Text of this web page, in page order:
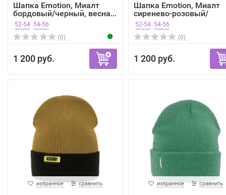
Шапка Emotion, Миалт
бордовый/черный, весна...
52-54 54-56
(0)
1 200 руб.
Шапка Emotion, Миалт
сиренево-розовый/
черны...
52-54 54-56
(0)
1 200 руб.
избранное сравнить избранное сравнить